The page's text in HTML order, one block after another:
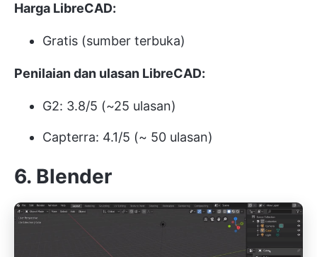
Harga LibreCAD:
Gratis (sumber terbuka)
Penilaian dan ulasan LibreCAD:
G2: 3.8/5 (~25 ulasan)
Capterra: 4.1/5 (~ 50 ulasan)
6. Blender